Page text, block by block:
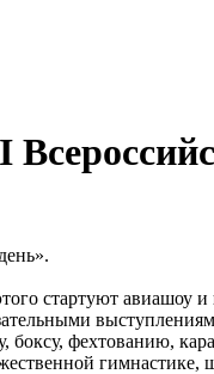
стартуют авиашоу
боксу, фехтованию,